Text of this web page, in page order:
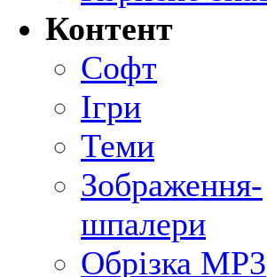
Контент
Софт
Ігри
Теми
Зображення-
шпалери
Обрізка MP3